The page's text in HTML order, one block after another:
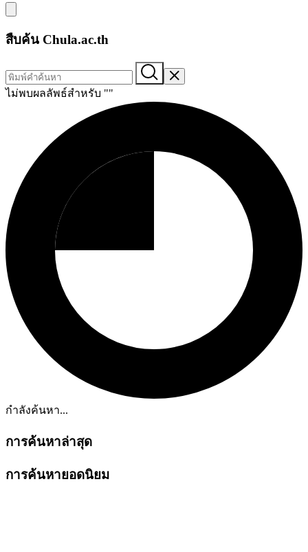
สืบค้น Chula.ac.th
ไม่พบผลลัพธ์สำหรับ ""
กำลังค้นหา...
การค้นหาล่าสุด
การค้นหายอดนิยม